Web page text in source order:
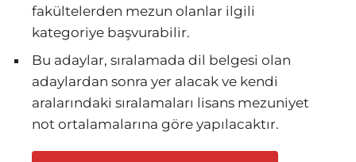
fakültelerden mezun olanlar ilgili
kategoriye başvurabilir.
Bu adaylar, sıralamada dil belgesi olan
adaylardan sonra yer alacak ve kendi
aralarındaki sıralamaları lisans mezuniyet
not ortalamalarına göre yapılacaktır.